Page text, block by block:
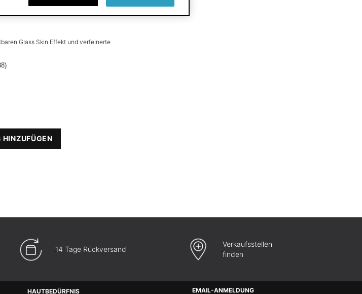
Glass Skin Effekt und verfeinerte
HINZUFÜGEN
CREAM
14 Tage Rückversand
Verkaufsstellen
finden
HAUTBEDÜRFNIS
EMAIL-ANMELDUNG